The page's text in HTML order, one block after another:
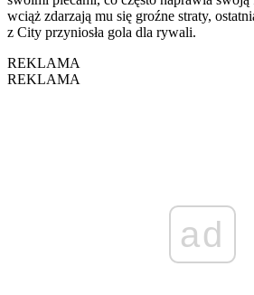
wciąż zdarzają mu się groźne straty,
z City przyniosła gola dla rywali.
REKLAMA
REKLAMA
ad